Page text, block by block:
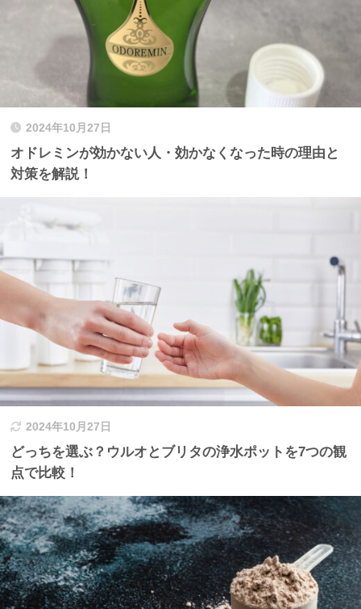
2024年10月27日
オドレミンが効かない人・効かなくなった時の理由と
対策を解説！
2024年10月27日
どっちを選ぶ？ウルオとブリタの浄水ポットを7つの観
点で比較！